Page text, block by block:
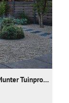
1. Platz - KATEGORIE: Living Pool - Firma: Munter Tuinprojecten